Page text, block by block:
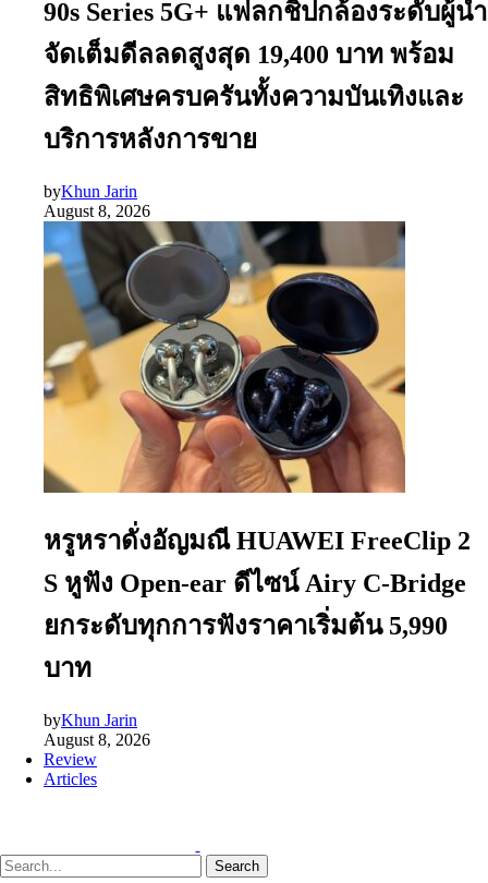
90s Series 5G+ แฟลกชิปกล้องระดับผู้นำ
จัดเต็มดีลลดสูงสุด 19,400 บาท พร้อม
สิทธิพิเศษครบครันทั้งความบันเทิงและ
บริการหลังการขาย
byKhun Jarin
August 8, 2026
หรูหราดั่งอัญมณี HUAWEI FreeClip 2
S หูฟัง Open-ear ดีไซน์ Airy C-Bridge
ยกระดับทุกการฟังราคาเริ่มต้น 5,990
บาท
byKhun Jarin
August 8, 2026
Review
Articles
Search